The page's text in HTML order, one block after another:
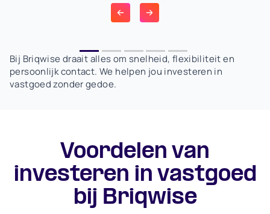
Bij Briqwise draait alles om snelheid, flexibiliteit en
persoonlijk contact. We helpen jou investeren in
vastgoed zonder gedoe.
Voordelen van
investeren in vastgoed
bij Briqwise